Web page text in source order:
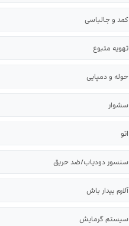
کمد و جالباسی
تهویه متبوع
حوله و دمپایی
سشوار
اتو
سنسور دودیاب/ضد حریق
آلارم بیدار باش
سیستم گرمایش